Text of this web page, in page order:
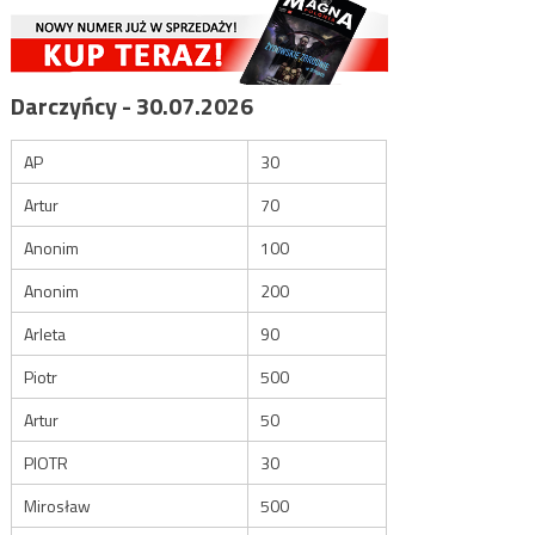
Darczyńcy - 30.07.2026
AP
30
Artur
70
Anonim
100
Anonim
200
Arleta
90
Piotr
500
Artur
50
PIOTR
30
Mirosław
500